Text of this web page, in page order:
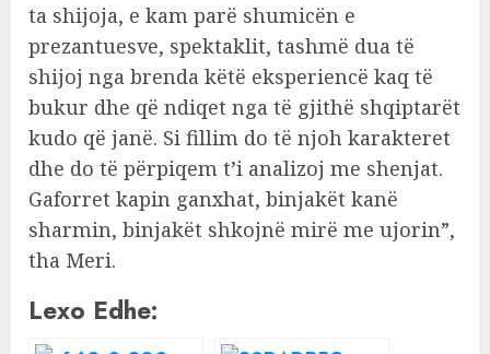
ta shijoja, e kam parë shumicën e
prezantuesve, spektaklit, tashmë dua të
shijoj nga brenda këtë eksperiencë kaq të
bukur dhe që ndiqet nga të gjithë shqiptarët
kudo që janë. Si fillim do të njoh karakteret
dhe do të përpiqem t’i analizoj me shenjat.
Gaforret kapin ganxhat, binjakët kanë
sharmin, binjakët shkojnë mirë me ujorin”,
tha Meri.
Lexo Edhe: